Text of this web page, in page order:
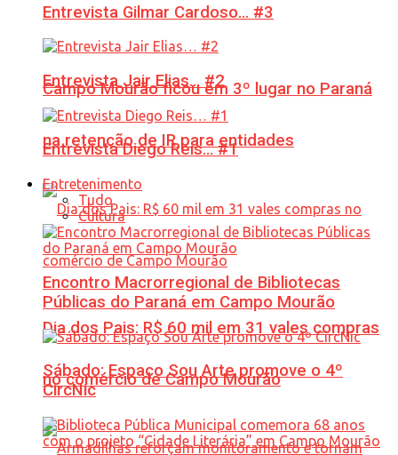
Campo Mourão ficou em 3º lugar no Paraná
na retenção de IR para entidades
Dia dos Pais: R$ 60 mil em 31 vales compras
no comércio de Campo Mourão
Entrevista Gilmar Cardoso… #3
Entrevista Jair Elias… #2
Entrevista Diego Reis… #1
Entretenimento
Tudo
Cultura
Encontro Macrorregional de Bibliotecas
Públicas do Paraná em Campo Mourão
Sábado: Espaço Sou Arte promove o 4º
CircNic